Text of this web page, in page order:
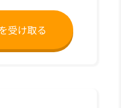
受け取る